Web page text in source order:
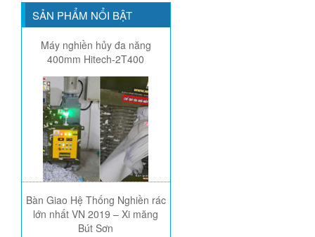
SẢN PHẨM NỔI BẬT
Máy nghiền hủy đa năng
400mm Hitech-2T400
Bàn Giao Hệ Thống Nghiền rác
lớn nhất VN 2019 – Xi măng
Bút Sơn